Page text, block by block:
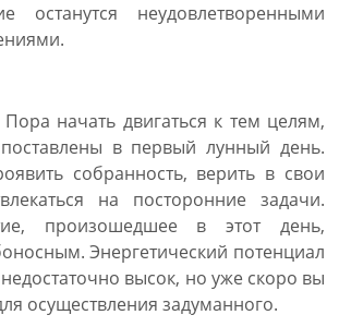
останутся неудовлетворенными
начать двигаться к тем целям,
в первый лунный день.
собранность, верить в свои
на посторонние задачи.
произошедшее в этот день,
Энергетический потенциал
высок, но уже скоро вы
осуществления задуманного.